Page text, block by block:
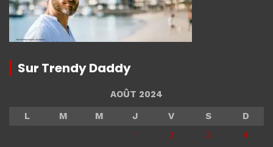
Sur Trendy Daddy
AOÛT 2024
L
M M J V S
D
1
2 3
4